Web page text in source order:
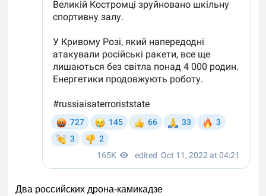
Два российских дрона-камикадзе